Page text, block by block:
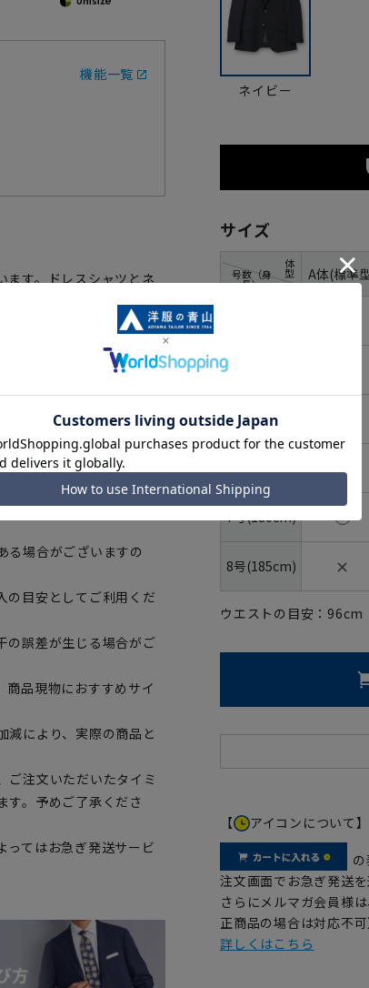
機能一覧
ます。ドレスシャツとネ
ャツやニットなどのノー
な着ごこちをお楽しみ
賛同しています。当製品
はマテリアルリサイク
場合がございますの
目安としてご利用くだ
の誤差が生じる場合がご
品現物におすすめサイ
により、実際の商品と
注文いただいたタイミ
す。予めご了承くださ
てはお急ぎ発送サービ
ネイビー
サイズ
号数（身
長）
体
型 A体(標準
4号(165cm)
5号(170cm)
7号(180cm)
8号(185cm) ✕
ウエストの目安： 96cm
【 アイコンについて】
の
注文画面でお急ぎ発送を
さらにメルマガ会員様
正商品の場合は対応不可
詳しくはこちら